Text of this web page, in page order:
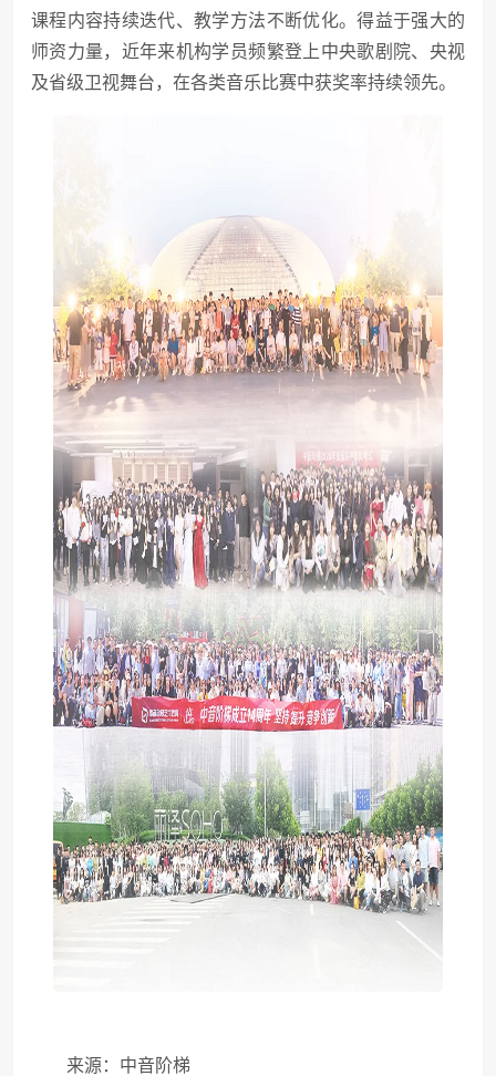
课程内容持续迭代、教学方法不断优化。得益于强大的
师资力量，近年来机构学员频繁登上中央歌剧院、央视
及省级卫视舞台，在各类音乐比赛中获奖率持续领先。
来源：中音阶梯